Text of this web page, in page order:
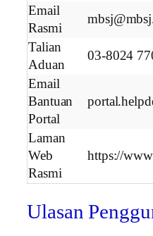
Email
Rasmi
Talian
Aduan
03-8024
Email
Bantuan
Portal
Laman
Web
Rasmi
https://
Ulasan